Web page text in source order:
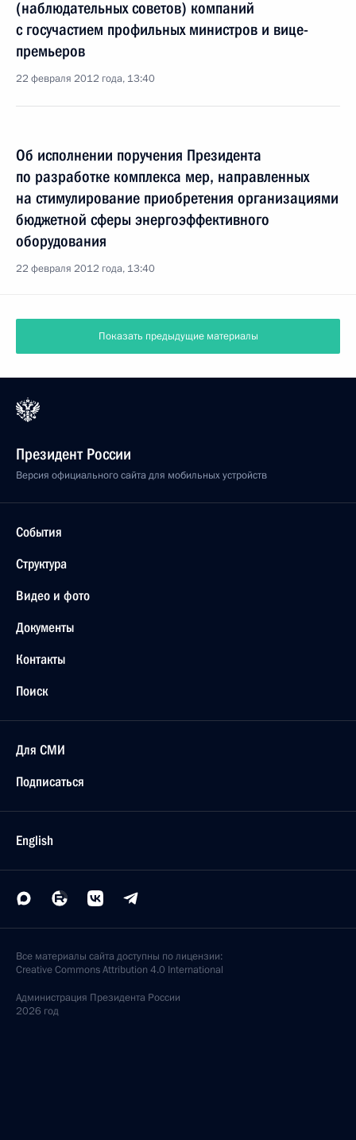
(наблюдательных советов) компаний
с госучастием профильных министров и вице-
премьеров
22 февраля 2012 года, 13:40
Об исполнении поручения Президента
по разработке комплекса мер, направленных
на стимулирование приобретения организациями
бюджетной сферы энергоэффективного
оборудования
22 февраля 2012 года, 13:40
Показать предыдущие материалы
Президент России
Версия официального сайта для мобильных устройств
События
Структура
Видео и фото
Документы
Контакты
Поиск
Для СМИ
Подписаться
English
Все материалы сайта доступны по лицензии:
Creative Commons Attribution 4.0 International
Администрация Президента России
2026 год